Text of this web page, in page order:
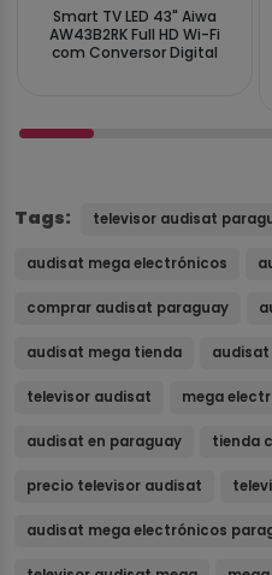
Smart TV LED 43" Aiwa
AW43B2RK Full HD Wi-Fi
com Conversor Digital
Tags: televisor audisat
audisat mega electrónicos
comprar audisat paraguay
audisat mega tienda audisat
televisor audisat mega
audisat en paraguay tienda
precio televisor audisat
audisat mega electrónicos